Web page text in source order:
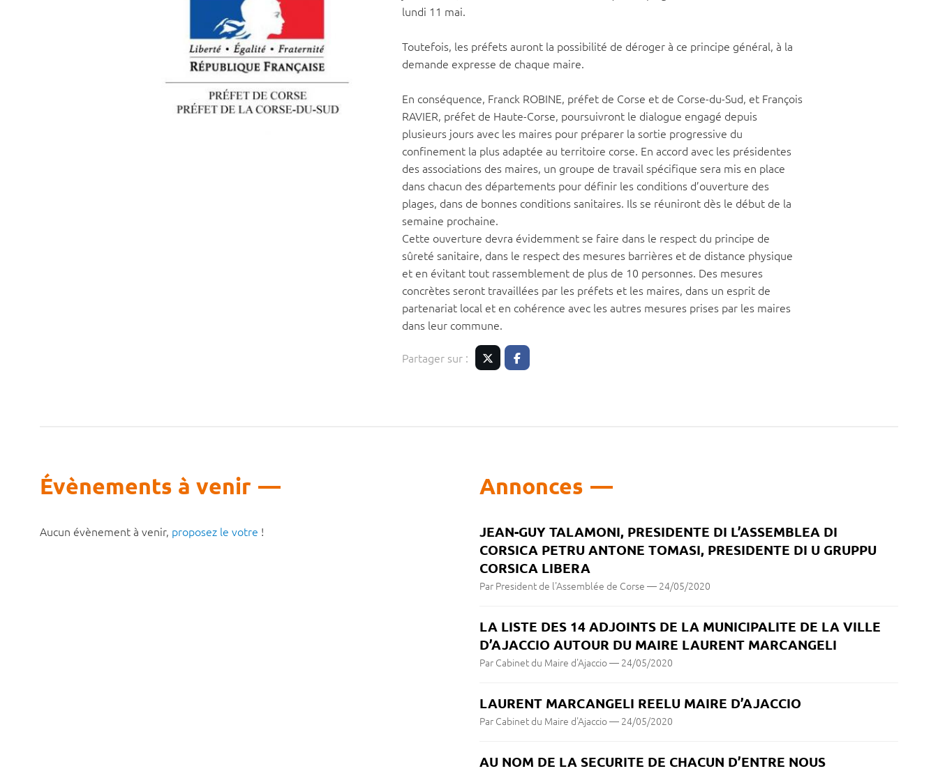
lundi 11 mai.
Toutefois, les préfets auront la possibilité de déroger à ce principe général, à la
demande expresse de chaque maire.
En conséquence, Franck ROBINE, préfet de Corse et de Corse-du-Sud, et François
RAVIER, préfet de Haute-Corse, poursuivront le dialogue engagé depuis
plusieurs jours avec les maires pour préparer la sortie progressive du
confinement la plus adaptée au territoire corse. En accord avec les présidentes
des associations des maires, un groupe de travail spécifique sera mis en place
dans chacun des départements pour définir les conditions d’ouverture des
plages, dans de bonnes conditions sanitaires. Ils se réuniront dès le début de la
semaine prochaine.
Cette ouverture devra évidemment se faire dans le respect du principe de
sûreté sanitaire, dans le respect des mesures barrières et de distance physique
et en évitant tout rassemblement de plus de 10 personnes. Des mesures
concrètes seront travaillées par les préfets et les maires, dans un esprit de
partenariat local et en cohérence avec les autres mesures prises par les maires
dans leur commune.
Partager sur : Twitter
Évènements à venir
Aucun évènement à venir, proposez le votre !
Annonces
JEAN-GUY TALAMONI, PRESIDENTE DI L’ASSEMBLEA DI
CORSICA PETRU ANTONE TOMASI, PRESIDENTE DI U GRUPPU
CORSICA LIBERA
Par President de l'Assemblée de Corse — 24/05/2020
LA LISTE DES 14 ADJOINTS DE LA MUNICIPALITE DE LA VILLE
D’AJACCIO AUTOUR DU MAIRE LAURENT MARCANGELI
Par Cabinet du Maire d'Ajaccio— 24/05/2020
LAURENT MARCANGELI REELU MAIRE D’AJACCIO
Par Cabinet du Maire d'Ajaccio— 24/05/2020
AU NOM DE LA SECURITE DE CHACUN D’ENTRE NOUS